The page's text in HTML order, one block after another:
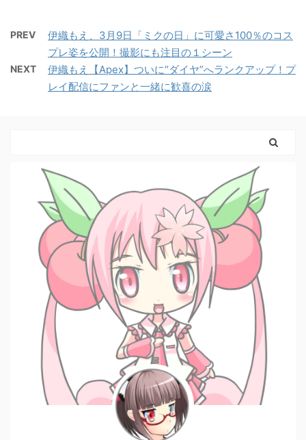
PREV
伊織もえ、3月9日「ミクの日」に可愛さ100％のコス
プレ姿を公開！撮影にも注目の１シーン
NEXT
伊織もえ【Apex】ついに“ダイヤ”へランクアップ！プ
レイ配信にファンと一緒に歓喜の涙